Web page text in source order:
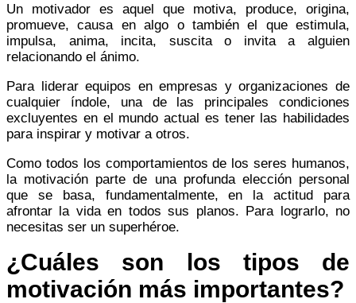
Un motivador es aquel que motiva, produce, origina,
promueve, causa en algo o también el que estimula,
impulsa, anima, incita, suscita o invita a alguien
relacionando el ánimo.
Para liderar equipos en empresas y organizaciones de
cualquier índole, una de las principales condiciones
excluyentes en el mundo actual es tener las habilidades
para inspirar y motivar a otros.
Como todos los comportamientos de los seres humanos,
la motivación parte de una profunda elección personal
que se basa, fundamentalmente, en la actitud para
afrontar la vida en todos sus planos. Para lograrlo, no
necesitas ser un superhéroe.
¿Cuáles son los tipos de
motivación más importantes?